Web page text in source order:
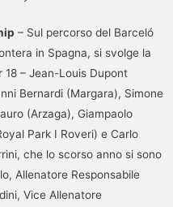
– Sul percorso del Barceló
in Spagna, si svolge la
– Jean-Louis Dupont
Bernardi (Margara), Simone
(Arzaga), Giampaolo
Park I Roveri) e Carlo
che lo scorso anno si sono
Allenatore Responsabile
Vice Allenatore